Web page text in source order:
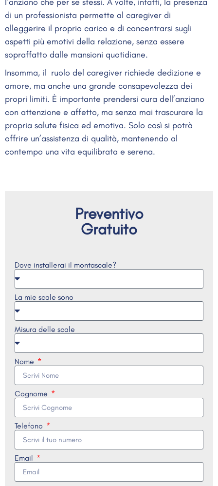
di un professionista permette al caregiver di
alleggerire il proprio carico e di concentrarsi sugli
aspetti più emotivi della relazione, senza essere
sopraffatto dalle mansioni quotidiane.
Insomma, il ruolo del caregiver richiede dedizione e
amore, ma anche una grande consapevolezza dei
propri limiti. È importante prendersi cura dell’anziano
con attenzione e affetto, ma senza mai trascurare la
propria salute fisica ed emotiva. Solo così si potrà
offrire un’assistenza di qualità, mantenendo al
contempo una vita equilibrata e serena.
Preventivo
Gratuito
Dove installerai il montascale?
La mie scale sono
Misura delle scale
Nome
Cognome
Telefono
Email